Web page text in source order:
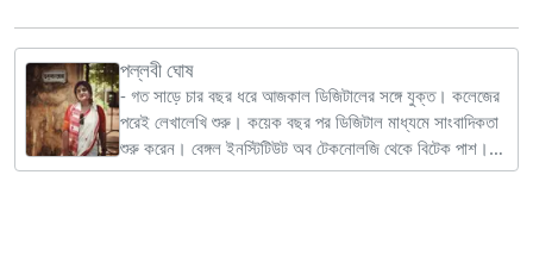
পল্লবী ঘোষ
- গত সাড়ে চার বছর ধরে আজকাল ডিজিটালের সঙ্গে যুক্ত। কলেজের
পরেই লেখালেখি শুরু। কয়েক বছর পর ডিজিটাল মাধ্যমে সাংবাদিকতা
শুরু করেন। বেঙ্গল ইনস্টিটিউট অব টেকনোলজি থেকে বিটেক পাশ।
জেলা খবর থেকে দেশ, বিদেশ, লাইফস্টাইল ও বিনোদনের খবর